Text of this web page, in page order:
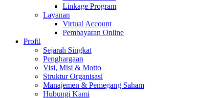
Linkage Program
Layanan
Virtual Account
Pembayaran Online
Profil
Sejarah Singkat
Penghargaan
Visi, Misi & Motto
Struktur Organisasi
Manajemen & Pemegang Saham
Hubungi Kami